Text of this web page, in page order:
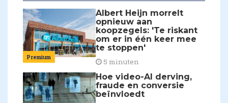
Premium
Albert Heijn morrelt
opnieuw aan
koopzegels: 'Te riskant
om er in één keer mee
te stoppen'
5 minuten
Hoe video-AI derving,
fraude en conversie
beïnvloedt